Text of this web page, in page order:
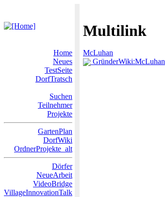
Multilink
Home
Neues
TestSeite
DorfTratsch
Suchen
Teilnehmer
Projekte
GartenPlan
DorfWiki
OrdnerProjekte_alt
Dörfer
NeueArbeit
VideoBridge
VillageInnovationTalk
McLuhan
GründerWiki:McLuhan